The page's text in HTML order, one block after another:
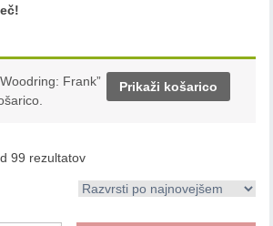
Prikaži košarico
Frank”
99 rezultatov